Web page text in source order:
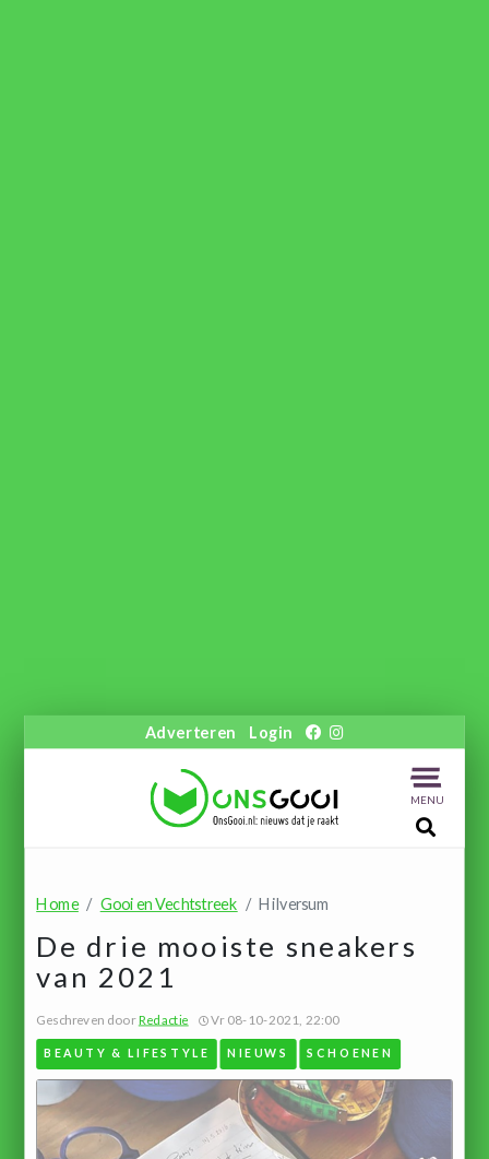
Adverteren Login
MENU
Home Gooi en Vechtstreek Hilversum
De drie mooiste sneakers
van 2021
Geschreven doorRedactie Vr 08-10-2021, 22:00
BEAUTY & LIFESTYLE NIEUWS SCHOENEN